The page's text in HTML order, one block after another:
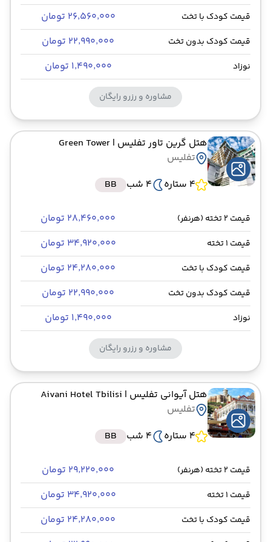
قیمت کودک با تخت ۲۶٬۵۶۰٬۰۰۰ تومان
قیمت کودک بدون تخت ۲۲٬۹۹۰٬۰۰۰ تومان
نوزاد ۱٬۴۹۰٬۰۰۰ تومان
مشاوره و رزرو رایگان
هتل گرین تاور تفلیس | Green Tower
تفلیس
4 ستاره
4 شب BB
قیمت 2 تخته (هرنفر) ۲۸٬۴۶۰٬۰۰۰ تومان
قیمت 1 تخته ۳۴٬۹۲۰٬۰۰۰ تومان
قیمت کودک با تخت ۲۴٬۲۸۰٬۰۰۰ تومان
قیمت کودک بدون تخت ۲۲٬۹۹۰٬۰۰۰ تومان
نوزاد ۱٬۴۹۰٬۰۰۰ تومان
مشاوره و رزرو رایگان
هتل آیوانی تفلیس | Aivani Hotel Tbilisi
تفلیس
4 ستاره
4 شب BB
قیمت 2 تخته (هرنفر) ۲۹٬۲۲۰٬۰۰۰ تومان
قیمت 1 تخته ۳۴٬۹۲۰٬۰۰۰ تومان
قیمت کودک با تخت ۲۴٬۲۸۰٬۰۰۰ تومان